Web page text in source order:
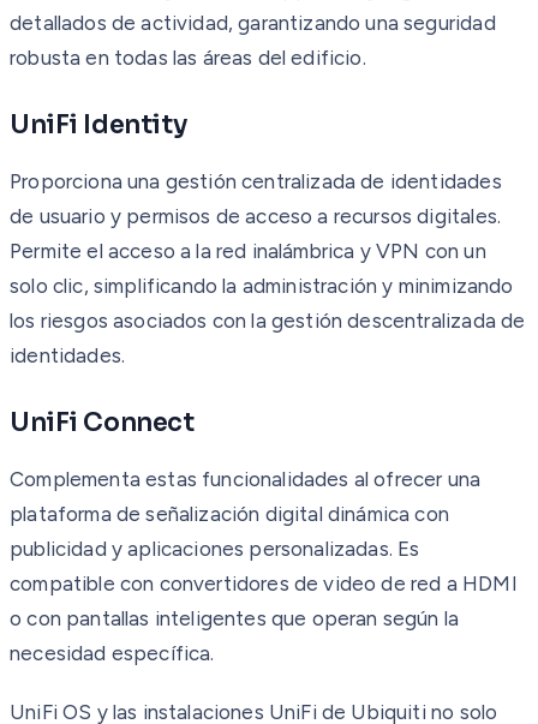
detallados de actividad, garantizando una seguridad
robusta en todas las áreas del edificio.
UniFi Identity
Proporciona una gestión centralizada de identidades
de usuario y permisos de acceso a recursos digitales.
Permite el acceso a la red inalámbrica y VPN con un
solo clic, simplificando la administración y minimizando
los riesgos asociados con la gestión descentralizada de
identidades.
UniFi Connect
Complementa estas funcionalidades al ofrecer una
plataforma de señalización digital dinámica con
publicidad y aplicaciones personalizadas. Es
compatible con convertidores de video de red a HDMI
o con pantallas inteligentes que operan según la
necesidad específica.
UniFi OS y las instalaciones UniFi de Ubiquiti no solo